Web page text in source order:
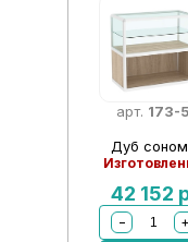
арт. 173-5
Дуб
42 152
−
+